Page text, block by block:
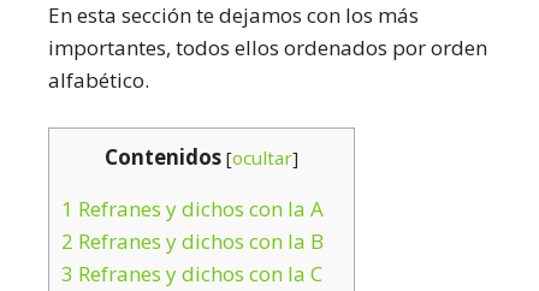
En esta sección te dejamos con los más
importantes, todos ellos ordenados por orden
alfabético.
Contenidos [ocultar]
1 Refranes y dichos con la A
2 Refranes y dichos con la B
3 Refranes y dichos con la C